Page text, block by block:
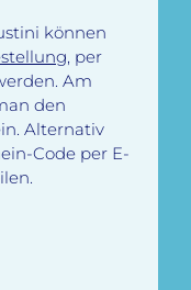
können
per
Am
den
Alternativ
Code per E-